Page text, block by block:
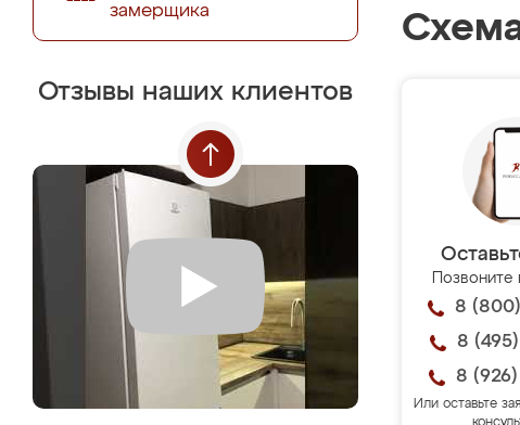
замерщика
Отзывы наших клиентов
8
8
8
Или оставьте